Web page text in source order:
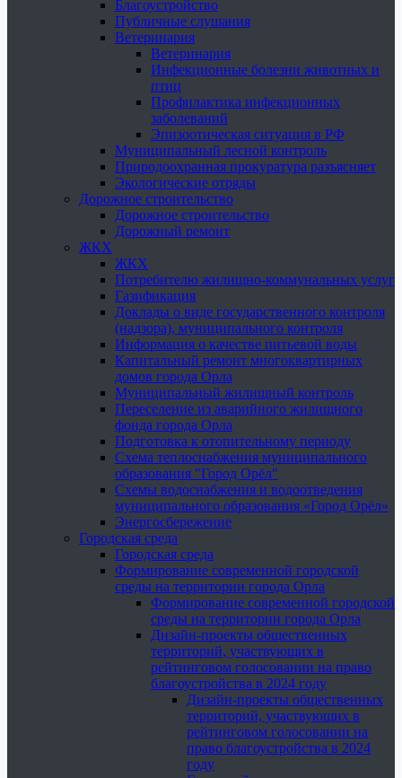
Благоустройство
Публичные слушания
Ветеринария
Ветеринария
Инфекционные болезни животных и
птиц
Профилактика инфекционных
заболеваний
Эпизоотическая ситуация в РФ
Муниципальный лесной контроль
Природоохранная прокуратура разъясняет
Экологические отряды
Дорожное строительство
Дорожное строительство
Дорожный ремонт
ЖКХ
ЖКХ
Потребителю жилищно-коммунальных услуг
Газификация
Доклады о виде государственного контроля
(надзора), муниципального контроля
Информация о качестве питьевой воды
Капитальный ремонт многоквартирных
домов города Орла
Муниципальный жилищный контроль
Переселение из аварийного жилищного
фонда города Орла
Подготовка к отопительному периоду
Схема теплоснабжения муниципального
образования "Город Орёл"
Схемы водоснабжения и водоотведения
муниципального образования «Город Орёл»
Энергосбережение
Городская среда
Городская среда
Формирование современной городской
среды на территории города Орла
Формирование современной городской
среды на территории города Орла
Дизайн-проекты общественных
территорий, участвующих в
рейтинговом голосовании на право
благоустройства в 2024 году
Дизайн-проекты общественных
территорий, участвующих в
рейтинговом голосовании на
право благоустройства в 2024
году